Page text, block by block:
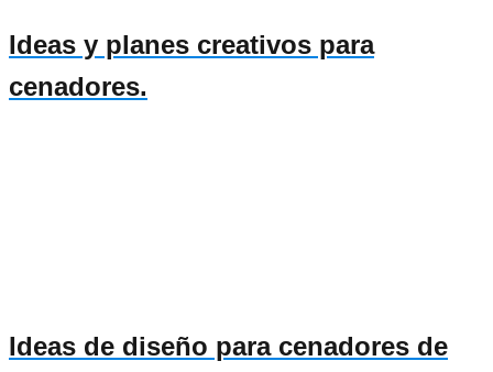
Ideas y planes creativos para
cenadores.
Ideas de diseño para cenadores de